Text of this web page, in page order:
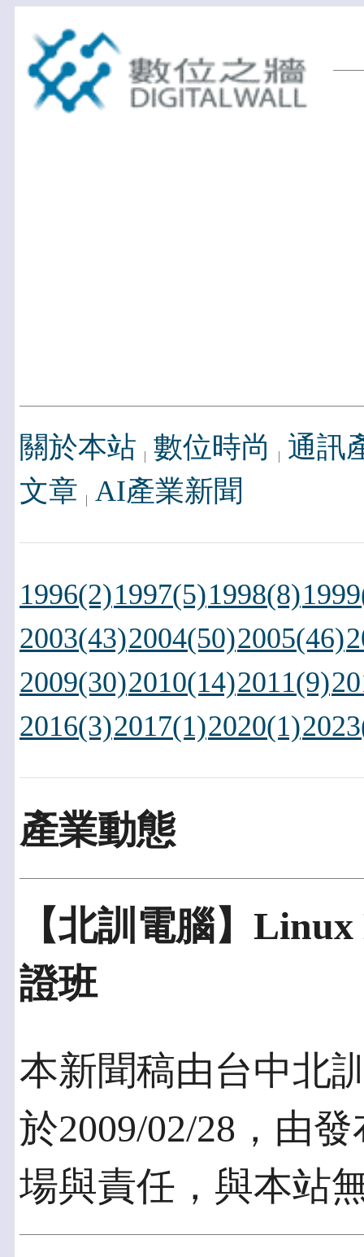
關於本站 數位時尚
通訊
文章 AI產業新聞
1996(2)1997(5)1998(8)
2003(43)2004(50)2005(46)
2009(30)2010(14)2011(9)
2016(3)2017(1)2020(1)
產業動態
【北訓電腦】
證班
本新聞稿由台中北
於2009/02/28，由
場與責任，與本站